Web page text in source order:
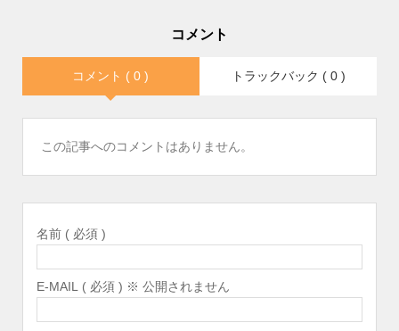
コメント
コメント ( 0 ) トラックバック ( 0 )
この記事へのコメントはありません。
名前 ( 必須 )
E-MAIL ( 必須 ) ※ 公開されません